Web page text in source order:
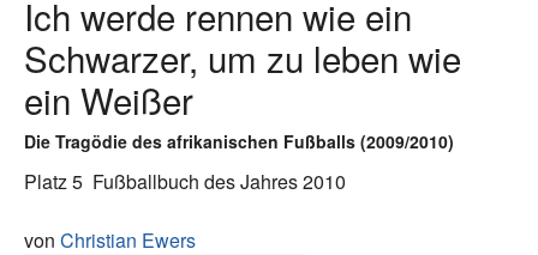
Ich werde rennen wie ein
Schwarzer, um zu leben wie
ein Weißer
Die Tragödie des afrikanischen Fußballs (2009/2010)
Platz 5 Fußballbuch des Jahres 2010
von Christian Ewers